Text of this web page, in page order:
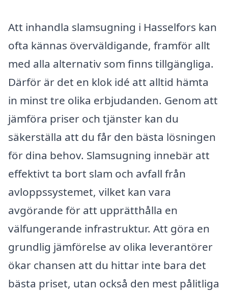
Att inhandla slamsugning i Hasselfors kan
ofta kännas överväldigande, framför allt
med alla alternativ som finns tillgängliga.
Därför är det en klok idé att alltid hämta
in minst tre olika erbjudanden. Genom att
jämföra priser och tjänster kan du
säkerställa att du får den bästa lösningen
för dina behov. Slamsugning innebär att
effektivt ta bort slam och avfall från
avloppssystemet, vilket kan vara
avgörande för att upprätthålla en
välfungerande infrastruktur. Att göra en
grundlig jämförelse av olika leverantörer
ökar chansen att du hittar inte bara det
bästa priset, utan också den mest pålitliga